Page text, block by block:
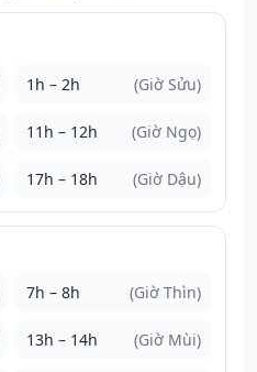
1h – 2h (Giờ Sửu)
11h – 12h (Giờ Ngọ)
17h – 18h (Giờ Dậu)
7h – 8h (Giờ Thìn)
13h – 14h (Giờ Mùi)